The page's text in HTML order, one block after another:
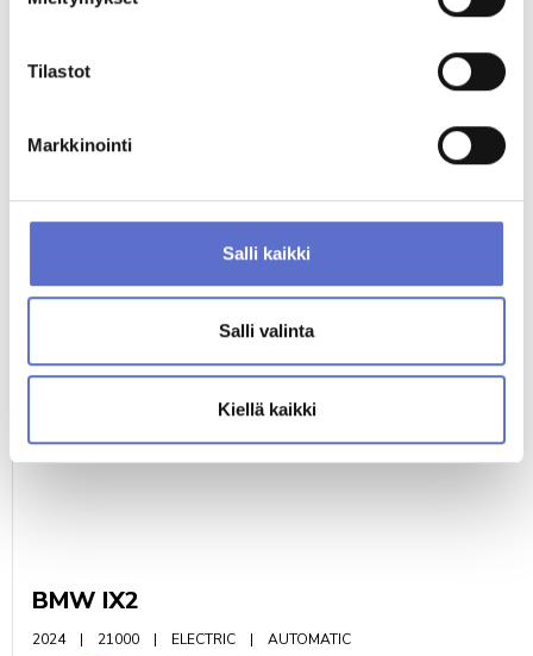
Tilastot
Markkinointi
Salli kaikki
Salli valinta
Kiellä kaikki
ENG,
BMW IX2
2024 21000 ELECTRIC AUTOMATIC